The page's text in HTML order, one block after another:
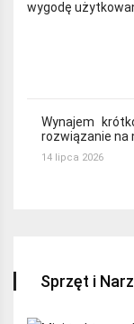
Wynajem
rozwiązanie na
14 lipca 2026
Sprzęt i